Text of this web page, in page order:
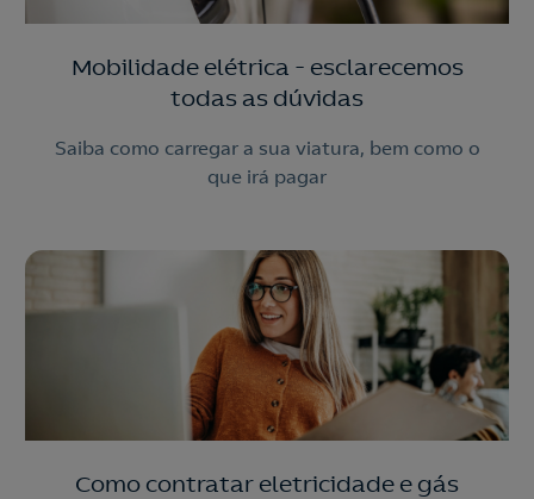
Mobilidade elétrica - esclarecemos
todas as dúvidas
Saiba como carregar a sua viatura, bem como o
que irá pagar
Como contratar eletricidade e gás